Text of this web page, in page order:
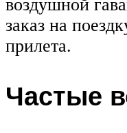
воздушной
заказ на
прилета.
Частые